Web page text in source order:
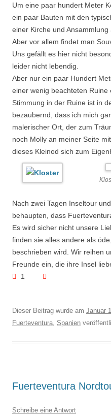
Um eine paar hundert Meter
ein paar Bauten mit den
einer Kirche und Ansammlung
Aber vor allem findet man
Uns gefällt es hier nicht
leider nicht lebendig.
Aber nur ein paar Hundert
einer wenig beachteten
Stimmung in der Ruine ist in
bezaubernd, dass ich mich
malerischer Ort, der zum
noch Molly an meiner Seite
dieses Kleinod sich zum
Nach zwei Tagen Inseltour
behaupten, dass
Es wird sicher nicht unsere
finden sie alles andere als
beschrieben wird. Wir reihen
Freunde ein, die ihre Insel
1
Dieser Beitrag wurde am Januar
Fuerteventura, Spanien
Fuerteventura
Schreibe eine Antwort